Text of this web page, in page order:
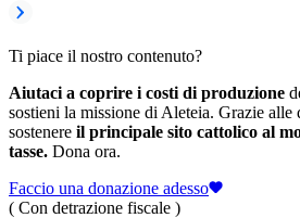
Ti piace il nostro contenuto?
Aiutaci a coprire i costi di produzione
sostieni la missione di Aleteia. Grazie
sostenere il principale sito cattolico al
tasse. Dona ora.
Faccio una donazione adesso
( Con detrazione fiscale )